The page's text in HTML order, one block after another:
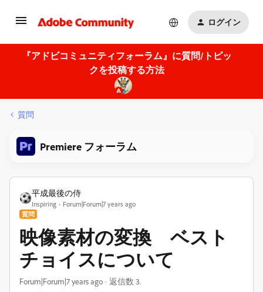
ログイン
『アドビコミュニティフォーラム』に質問/トピッ
クを投稿する方法
質問
Premiere フォーラム
平成最後の侍
Inspiring Forum|Forum|7 years ago
質問
映像素材の変換 ベスト
チョイスについて
Forum|Forum|7 years ago 返信数 3.